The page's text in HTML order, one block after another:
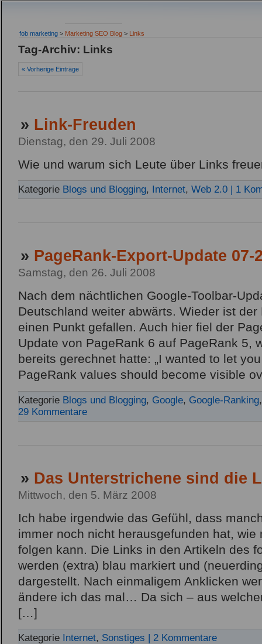
fob marketing > Marketing SEO Blog > Links
Tag-Archiv: Links
« Vorherige Einträge
» Link-Freuden
Dienstag, den 29. Juli 2008
Wie und warum sich Leute über Links
Kategorie Blogs und Blogging, Internet, Web 2.0 | 1
» PageRank-Export-Update 07-
Samstag, den 26. Juli 2008
Nach dem nächtlichen Google-Toolbar-
Deutschland weiter abwärts. Wieder ist
einen Punkt gefallen. Auch hier fiel der
Update von PageRank 6 auf PageRank 5,
bereits gerechnet hatte: „I wanted to let
PageRank values should become visible
Kategorie Blogs und Blogging, Google, Google-Ranking
29 Kommentare
» Das Unterstrichene sind die
Mittwoch, den 5. März 2008
Ich habe irgendwie das Gefühl, dass
immer noch nicht herausgefunden hat, wie
folgen kann. Die Links in den Artikeln des
werden (extra) blau markiert und
dargestellt. Nach einmaligem Anklicken
ändere ich das mal… Da sich – aus
[…]
Kategorie Internet, Sonstiges | 2 Kommentare